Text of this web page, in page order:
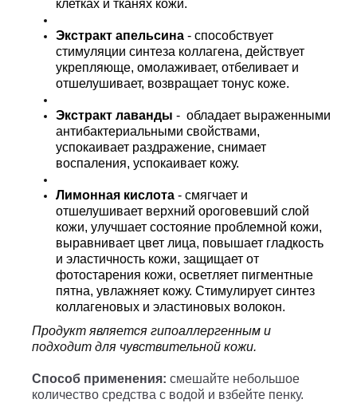
клетках и тканях кожи.
Экстракт апельсина - способствует
стимуляции синтеза коллагена, действует
укрепляюще, омолаживает, отбеливает и
отшелушивает, возвращает тонус коже.
Экстракт лаванды - обладает выраженными
антибактериальными свойствами,
успокаивает раздражение, снимает
воспаления, успокаивает кожу.
Лимонная кислота - смягчает и
отшелушивает верхний ороговевший слой
кожи, улучшает состояние проблемной кожи,
выравнивает цвет лица, повышает гладкость
и эластичность кожи, защищает от
фотостарения кожи, осветляет пигментные
пятна, увлажняет кожу. Стимулирует синтез
коллагеновых и эластиновых волокон.
Продукт является гипоаллергенным и
подходит для чувствительной кожи.
Способ применения: смешайте небольшое
количество средства с водой и взбейте пенку.